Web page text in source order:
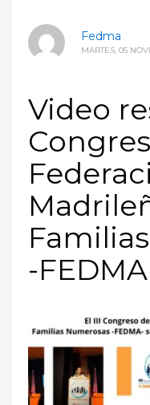
Fedma
MARTES, 05
Video
-FEDMA